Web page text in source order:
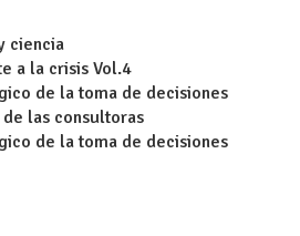
ciencia
a la crisis Vol.4
de la toma de decisiones
las consultoras
de la toma de decisiones